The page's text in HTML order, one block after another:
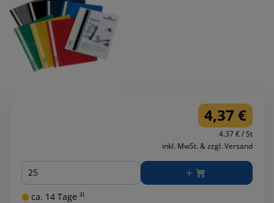
4,37 €
4.37 € / St
inkl. MwSt. & zzgl. Versand
Menge
ca. 14 Tage ²⁾